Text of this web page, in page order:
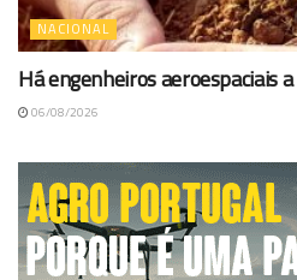
NACIONAL
Há engenheiros aeroespaciais
06/08/2026